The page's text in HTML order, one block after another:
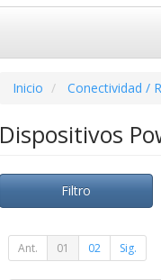
Inicio Conectividad /
Dispositivos
Filtro
Ant. 01 02 Sig.